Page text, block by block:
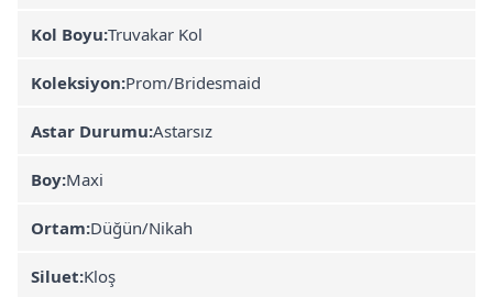
Kol Boyu:Truvakar Kol
Koleksiyon:Prom/Bridesmaid
Astar Durumu:Astarsız
Boy:Maxi
Ortam:Düğün/Nikah
Siluet:Kloş